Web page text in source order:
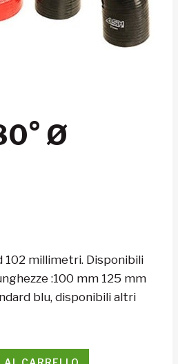
Ø
102 millimetri. Disponibili
:100 mm 125 mm
blu, disponibili altri